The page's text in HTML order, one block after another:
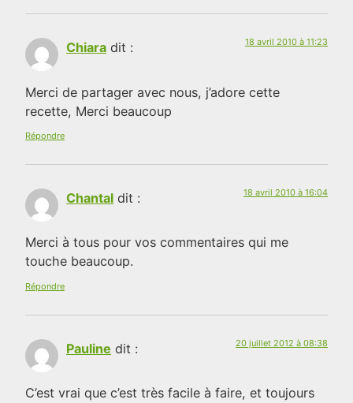
Chiara dit : 18 avril 2010 à 11:23
Merci de partager avec nous, j’adore cette
recette, Merci beaucoup
Répondre
Chantal dit : 18 avril 2010 à 16:04
Merci à tous pour vos commentaires qui me
touche beaucoup.
Répondre
Pauline dit : 20 juillet 2012 à 08:38
C’est vrai que c’est très facile à faire, et toujours